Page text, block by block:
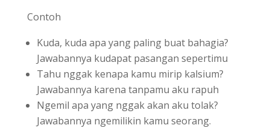
Contoh
Kuda, kuda apa yang paling buat bahagia?
Jawabannya kudapat pasangan sepertimu
Tahu nggak kenapa kamu mirip kalsium?
Jawabannya karena tanpamu aku rapuh
Ngemil apa yang nggak akan aku tolak?
Jawabannya ngemilikin kamu seorang.